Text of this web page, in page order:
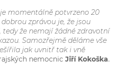
momentálně potvrzeno 20
zprávou je, že jsou
že nemají žádné zdravotní
Samozřejmě děláme vše
jak uvnitř tak i vně
nemocnic Jiří Kokoška.